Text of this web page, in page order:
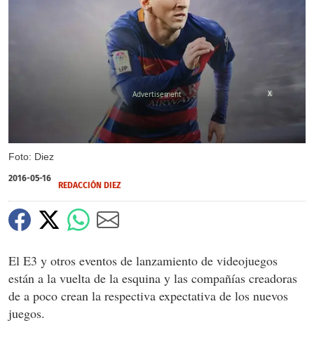
Foto: Diez
X
2016-05-16
REDACCIÓN DIEZ
El E3 y otros eventos de lanzamiento de videojuegos
están a la vuelta de la esquina y las compañías creadoras
de a poco crean la respectiva expectativa de los nuevos
juegos.